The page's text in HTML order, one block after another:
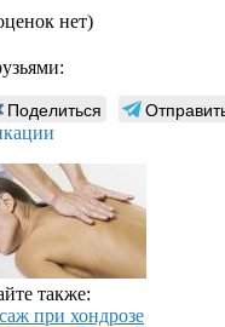
нет)
Поделиться
также:
при хондрозе